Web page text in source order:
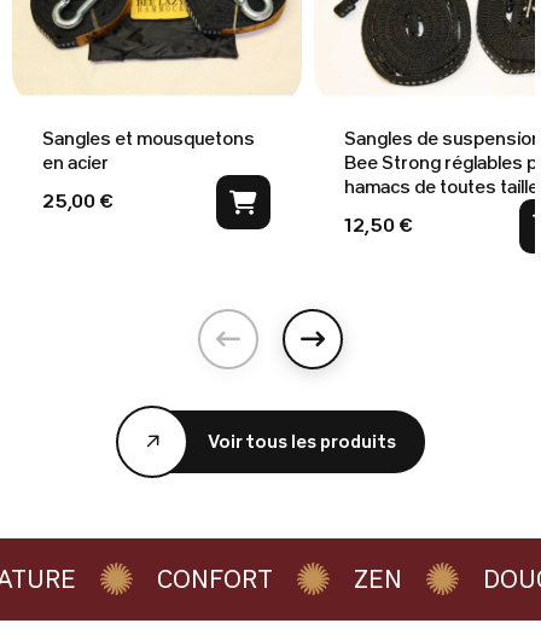
Sangles et mousquetons
en acier
25,00 €
Sangles de
Bee Strong réglables
hamacs de toutes
12,50 €
Voir tous les produits
Précédent
Suivant
CONFORT ZEN